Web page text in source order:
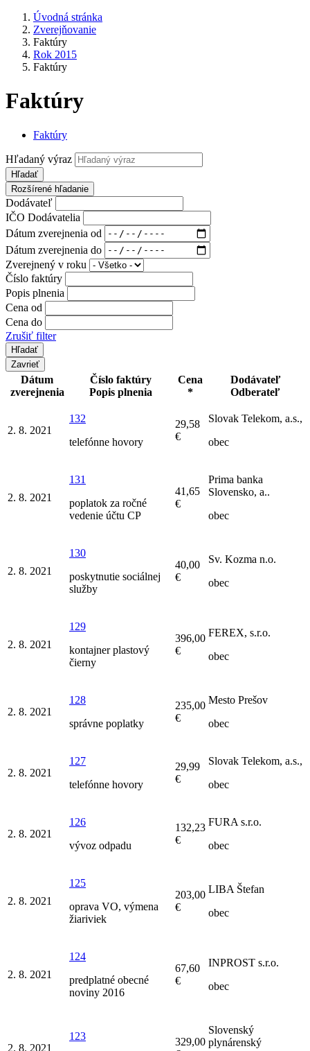
Úvodná stránka
Zverejňovanie
Faktúry
Rok 2015
Faktúry
Faktúry
Faktúry
Hľadaný výraz
Hľadať
Rozšírené hľadanie
Dodávateľ
IČO Dodávatelia
Dátum zverejnenia od
Dátum zverejnenia do
Zverejnený v roku
Číslo faktúry
Popis plnenia
Cena od
Cena do
Zrušiť filter
Zavrieť
Dátum
zverejnenia
Číslo faktúry
Popis plnenia
Cena
*
Dodávateľ
Odberateľ
2. 8. 2021
132
telefónne hovory
29,58
€
Slovak Telekom, a.s.,
obec
2. 8. 2021
131
poplatok za ročné
vedenie účtu CP
41,65
€
Prima banka
Slovensko, a..
obec
2. 8. 2021
130
poskytnutie sociálnej
služby
40,00
€
Sv. Kozma n.o.
obec
2. 8. 2021
129
kontajner plastový
čierny
396,00
€
FEREX, s.r.o.
obec
2. 8. 2021
128
správne poplatky
235,00
€
Mesto Prešov
obec
2. 8. 2021
127
telefónne hovory
29,99
€
Slovak Telekom, a.s.,
obec
2. 8. 2021
126
vývoz odpadu
132,23
€
FURA s.r.o.
obec
2. 8. 2021
125
oprava VO, výmena
žiariviek
203,00
€
LIBA Štefan
obec
2. 8. 2021
124
predplatné obecné
noviny 2016
67,60
€
INPROST s.r.o.
obec
2. 8. 2021
123
329,00
Slovenský
plynárenský